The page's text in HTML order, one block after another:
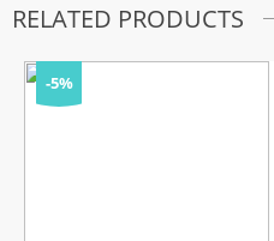
RELATED PRODUCTS
-5%